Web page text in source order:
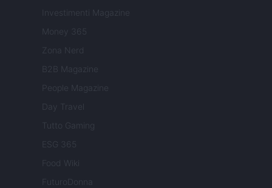
Investimenti Magazine
Money 365
Zona Nerd
B2B Magazine
People Magazine
Day Travel
Tutto Gaming
ESG 365
Food Wiki
FuturoDonna